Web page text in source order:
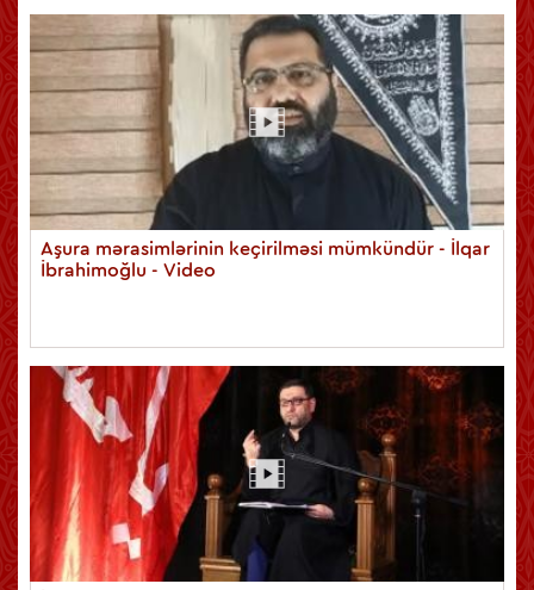
Aşura mərasimlərinin keçirilməsi mümkündür - İlqar
İbrahimoğlu - Video